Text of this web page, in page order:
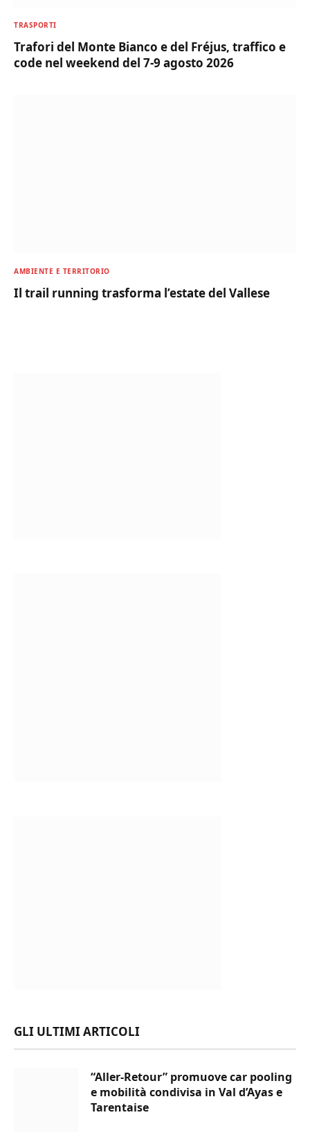
TRASPORTI
Trafori del Monte Bianco e del Fréjus, traffico e
code nel weekend del 7-9 agosto 2026
AMBIENTE E TERRITORIO
Il trail running trasforma l’estate del Vallese
GLI ULTIMI ARTICOLI
“Aller-Retour” promuove car pooling
e mobilità condivisa in Val d’Ayas e
Tarentaise